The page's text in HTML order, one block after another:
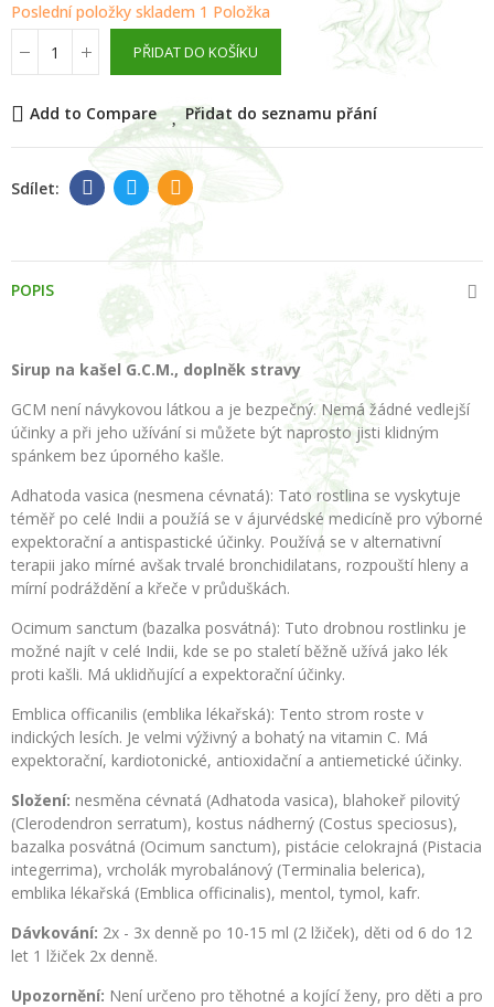
Poslední položky skladem 1 Položka
PŘIDAT DO KOŠÍKU
Add to Compare Přidat do seznamu přání
POPIS
Sirup na kašel G.C.M., doplněk stravy
GCM není návykovou látkou a je bezpečný. Nemá žádné vedlejší
účinky a při jeho užívání si můžete být naprosto jisti klidným
spánkem bez úporného kašle.
Adhatoda vasica (nesmena cévnatá): Tato rostlina se vyskytuje
téměř po celé Indii a použíá se v ájurvédské medicíně pro výborné
expektorační a antispastické účinky. Používá se v alternativní
terapii jako mírné avšak trvalé bronchidilatans, rozpouští hleny a
mírní podráždění a křeče v průduškách.
Ocimum sanctum (bazalka posvátná): Tuto drobnou rostlinku je
možné najít v celé Indii, kde se po staletí běžně užívá jako lék
proti kašli. Má uklidňující a expektorační účinky.
Emblica officanilis (emblika lékařská): Tento strom roste v
indických lesích. Je velmi výživný a bohatý na vitamin C. Má
expektorační, kardiotonické, antioxidační a antiemetické účinky.
Složení: nesměna cévnatá (Adhatoda vasica), blahokeř pilovitý
(Clerodendron serratum), kostus nádherný (Costus speciosus),
bazalka posvátná (Ocimum sanctum), pistácie celokrajná (Pistacia
integerrima), vrcholák myrobalánový (Terminalia belerica),
emblika lékařská (Emblica officinalis), mentol, tymol, kafr.
Dávkování: 2x - 3x denně po 10-15 ml (2 lžiček), děti od 6 do 12
let 1 lžiček 2x denně.
Upozornění: Není určeno pro těhotné a kojící ženy, pro děti a pro